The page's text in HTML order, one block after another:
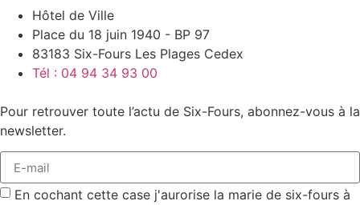
Hôtel de Ville
Place du 18 juin 1940 - BP 97
83183 Six-Fours Les Plages Cedex
Tél : 04 94 34 93 00
Pour retrouver toute l’actu de Six-Fours, abonnez-vous à la
newsletter.
En cochant cette case j'aurorise la marie de six-fours à